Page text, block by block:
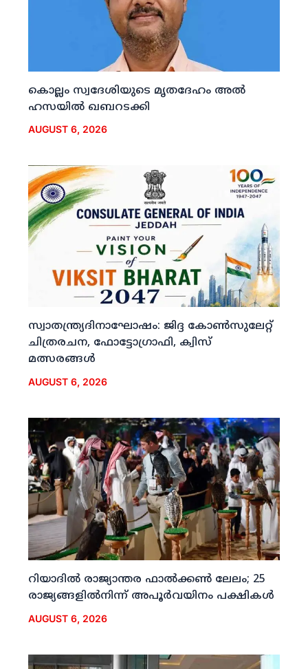
കൊല്ലം സ്വദേശിയുടെ മൃതദേഹം അല്‍
ഹസയില്‍ ഖബറടക്കി
AUGUST 6, 2026
സ്വാതന്ത്ര്യദിനാഘോഷം: ജിദ്ദ കോണ്‍സുലേറ്റ്
ചിത്രരചന, ഫോട്ടോഗ്രാഫി, ക്വിസ്
മത്സരങ്ങള്‍
AUGUST 6, 2026
റിയാദില്‍ രാജ്യാന്തര ഫാല്‍ക്കണ്‍ ലേലം; 25
രാജ്യങ്ങളില്‍നിന്ന് അപൂര്‍വയിനം പക്ഷികള്‍
AUGUST 6, 2026